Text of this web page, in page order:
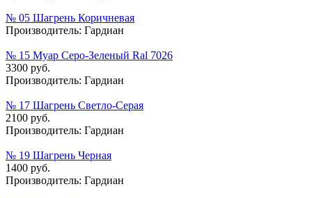
№ 05 Шагрень Коричневая
Производитель: Гардиан
№ 15 Муар Серо-Зеленый Ral 7026
3300 руб.
Производитель: Гардиан
№ 17 Шагрень Светло-Серая
2100 руб.
Производитель: Гардиан
№ 19 Шагрень Черная
1400 руб.
Производитель: Гардиан